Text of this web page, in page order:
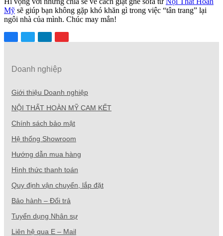
Mỹ sẽ giúp bạn không gặp khó khăn gì trong việc “tân trang” lại
ngôi nhà của mình. Chúc may mắn!
Doanh nghiệp
Giới thiệu Doanh nghiệp
NỘI THẤT HOÀN MỸ CAM KẾT
Chính sách bảo mật
Hệ thống Showroom
Hướng dẫn mua hàng
Hình thức thanh toán
Quy định vận chuyển, lắp đặt
Bảo hành – Đổi trả
Tuyển dụng Nhân sự
Liên hệ qua E – Mail